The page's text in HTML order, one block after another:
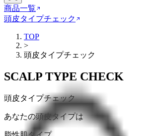
商品一覧
頭皮タイプチェック
TOP
>
頭皮タイプチェック
SCALP TYPE CHECK
頭皮タイプチェック
あなたの頭皮タイプは